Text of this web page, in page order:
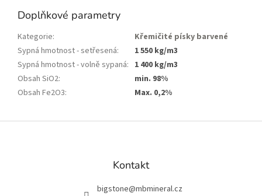
Doplňkové parametry
Kategorie:
Křemičité písky barvené
Sypná hmotnost - setřesená:
1 550 kg/m3
Sypná hmotnost - volně sypaná: 1 400 kg/m3
Obsah SiO2:
min. 98%
Obsah Fe2O3: Max. 0,2%
Z
Kontakt
bigstone@mbmineral.cz